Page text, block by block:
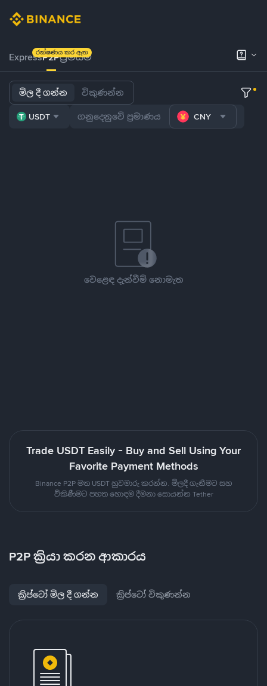
ExpressP2Pප්‍රිමියම්
රක්ෂණය කර ඇත
මිල දී ගන්න විකුණන්න
USDT CNY
වෙළෙඳ දැන්වීම් නොමැත
Trade USDT Easily - Buy and Sell Using Your
Favorite Payment Methods
Binance P2P මත USDT හුවමාරු කරන්න. මිලදී ගැනීමට සහ
විකිණීමට පහත හොඳම දීමනා සොයන්න Tether
P2P ක්‍රියා කරන ආකාරය
ක්‍රිප්ටෝ මිල දී ගන්න ක්‍රිප්ටෝ විකුණන්න